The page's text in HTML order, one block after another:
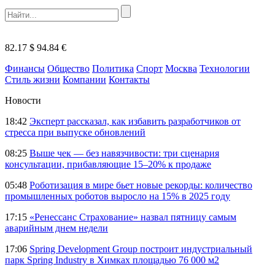
82.17 $ 94.84 €
Финансы Общество Политика Спорт Москва Технологии
Стиль жизни Компании Контакты
Новости
18:42 Эксперт рассказал, как избавить разработчиков от
стресса при выпуске обновлений
08:25 Выше чек — без навязчивости: три сценария
консультации, прибавляющие 15–20% к продаже
05:48 Роботизация в мире бьет новые рекорды: количество
промышленных роботов выросло на 15% в 2025 году
17:15 «Ренессанс Страхование» назвал пятницу самым
аварийным днем недели
17:06 Spring Development Group построит индустриальный
парк Spring Industry в Химках площадью 76 000 м2